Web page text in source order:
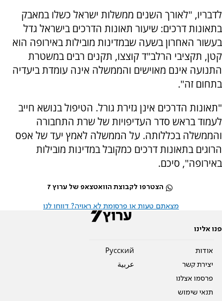
לדבריו, "לאורך השנים ממשלות ישראל כשלו במאבק
בתאונות דרכים: שיעור תאונות הדרכים בישראל גדל
בעשור האחרון בשעה שבמדינות מובילות באירופה הוא
קטן, תקציבי הרלב"ד קוצצו, תקנים רבים במשטרת
התנועה אינם מאוישים והממשלה אינה עומדת ביעדיה
בתחום זה".
"תאונות הדרכים אינן גזירת גורל. הטיפול בנושא חייב
לעמוד בראש סדר העדיפויות של שרת התחבורה
והממשלה בכללותה. על הממשלה לאמץ יעד של אפס
הרוגים בתאונות דרכים כמקובל במדינות מובילות
באירופה", סיכם.
הצטרפו לקבוצת הוואטצאפ של ערוץ 7
מצאתם טעות או פרסומת לא ראויה? דווחו לנו
פנו אלינו
אודות
יצירת קשר
פרסמו אצלנו
תנאי שימוש
Pусский
عربية